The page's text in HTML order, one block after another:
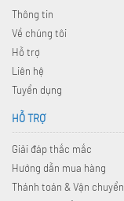
Thông tin
Về chúng tôi
Hỗ trợ
Liên hệ
Tuyển dụng
HỖ TRỢ
Giải đáp thắc mắc
Hướng dẫn mua hàng
Thánh toán & Vận chuyển